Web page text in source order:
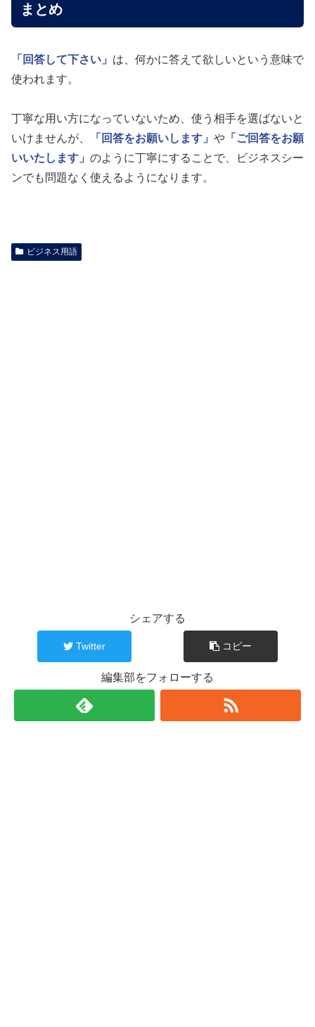
まとめ
「回答して下さい」 は、何かに答えて欲しいという意味で
使われます。
丁寧な用い方になっていないため、使う相手を選ばないと
いけませんが、
「回答をお願いします」 や 「ご回答をお願
いいたします」 のように丁寧にすることで、ビジネスシー
ンでも問題なく使えるようになります。
ビジネス用語
シェアする
Twitter コピー
編集部をフォローする